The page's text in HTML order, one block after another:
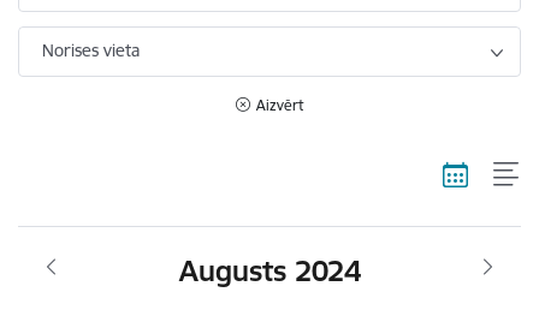
Norises vieta
Aizvērt
Augusts 2024